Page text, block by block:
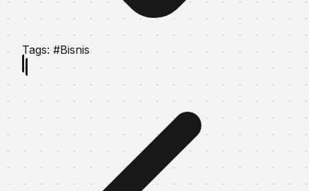
Tags: #Bisnis